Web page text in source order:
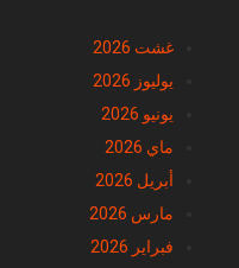
غشت 2026
يوليوز 2026
يونيو 2026
ماي 2026
أبريل 2026
مارس 2026
فبراير 2026